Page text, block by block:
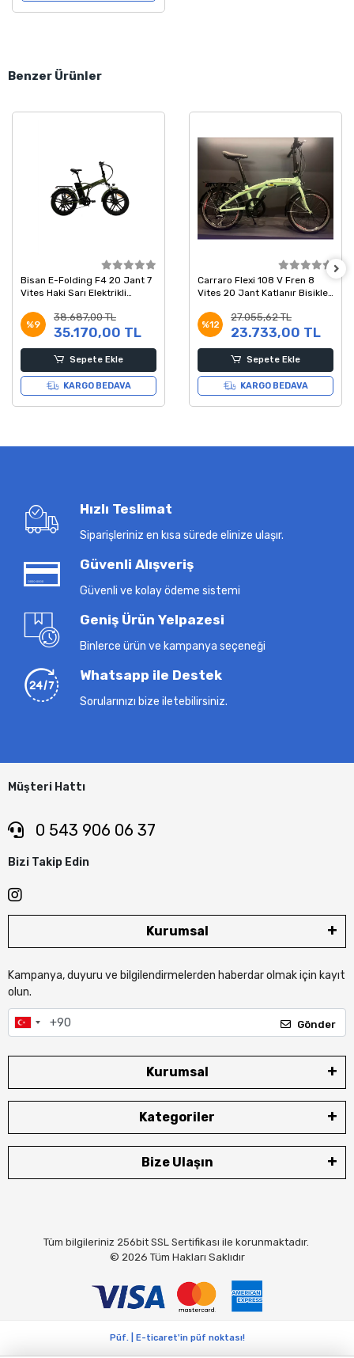
Benzer Ürünler
Bisan E-Folding F4 20 Jant 7
Vites Haki Sarı Elektrikli
%9
38.687,00 TL
35.170,00 TL
Sepete Ekle
KARGO BEDAVA
Carraro Flexi 108 V Fren 8
Vites 20 Jant Katlanır Bisiklet
%12
27.055,62 TL
23.733,00 TL
Sepete Ekle
KARGO BEDAVA
Hızlı Teslimat
Siparişleriniz en kısa sürede elinize ulaşır.
Güvenli Alışveriş
Güvenli ve kolay ödeme sistemi
Geniş Ürün Yelpazesi
Binlerce ürün ve kampanya seçeneği
Whatsapp ile Destek
Sorularınızı bize iletebilirsiniz.
Müşteri Hattı
0 543 906 06 37
Bizi Takip Edin
Kurumsal
Kampanya, duyuru ve bilgilendirmelerden haberdar olmak için kayıt
olun.
Gönder
Kurumsal
Kategoriler
Bize Ulaşın
Tüm bilgileriniz 256bit SSL Sertifikası ile korunmaktadır.
© 2026 Tüm Hakları Saklıdır
Püf. | E-ticaret'in püf noktası!